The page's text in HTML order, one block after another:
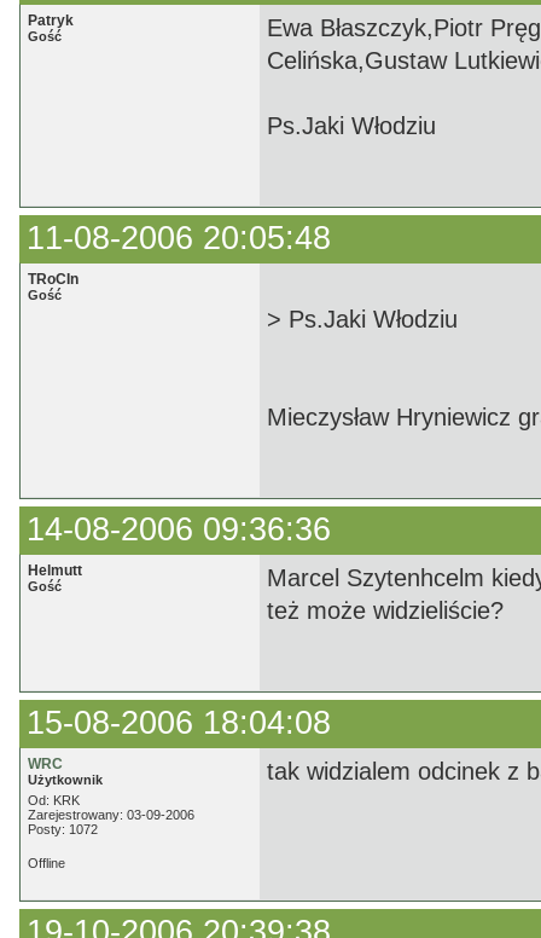
Patryk
Gość
Ewa Błaszczyk,Piotr
Celińska,Gustaw
Ps.Jaki Włodziu
11-08-2006 20:05:48
TRoCIn
Gość
> Ps.Jaki Włodziu
Mieczysław Hryniewicz
14-08-2006 09:36:36
Helmutt
Gość
Marcel Szytenhcelm
też może widzieliście?
15-08-2006 18:04:08
WRC
Użytkownik
Od: KRK
Zarejestrowany: 03-09-2006
Posty: 1072
tak widzialem odcinek z
Offline